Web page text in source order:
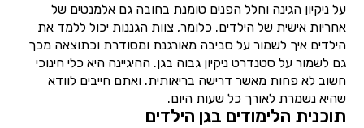
על ניקיון הגינה וחלל הפנים טומנת בחובה גם אלמנטים של
אחריות אישית של הילדים. כלומר, צוות הגננות יכול ללמד את
הילדים איך לשמור על סביבה מאורגנת ומסודרת וכתוצאה מכך
גם לשמור על סטנדרט ניקיון גבוה בגן. ההיגיינה היא כלי חינוכי
חשוב לא פחות מאשר דרישה בריאותית. ואתם חייבים לוודא
שהיא נשמרת לאורך כל שעות היום.
תוכנית הלימודים בגן הילדים